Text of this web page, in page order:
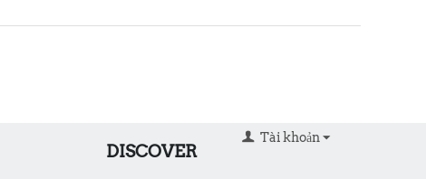
DISCOVER
Tài khoản